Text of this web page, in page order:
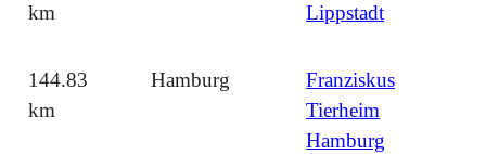
km
Lippstadt
144.83
km
Hamburg
Franziskus
Tierheim
Hamburg